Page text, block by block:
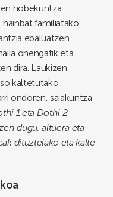
hobekuntza
familiatako
ebaluatzen
onengatik eta
dira. Laukizen
kaltetutako
ondoren, saiakuntza
1 eta Dothi 2
dugu, altuera eta
dituztelako eta kalte